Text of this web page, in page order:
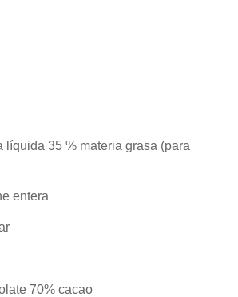
líquida 35 % materia grasa (para
entera
70% cacao